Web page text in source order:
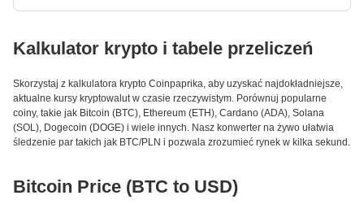
Kalkulator krypto i tabele przeliczeń
Skorzystaj z kalkulatora krypto Coinpaprika, aby uzyskać najdokładniejsze,
aktualne kursy kryptowalut w czasie rzeczywistym. Porównuj popularne
coiny, takie jak Bitcoin (BTC), Ethereum (ETH), Cardano (ADA), Solana
(SOL), Dogecoin (DOGE) i wiele innych. Nasz konwerter na żywo ułatwia
śledzenie par takich jak BTC/PLN i pozwala zrozumieć rynek w kilka sekund.
Bitcoin Price (BTC to USD)